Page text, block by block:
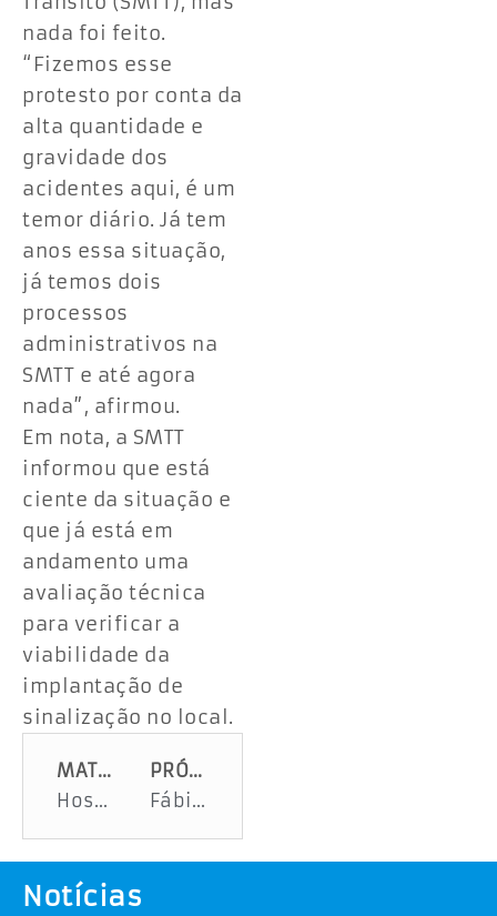
nada foi feito.
“Fizemos esse
protesto por conta da
alta quantidade e
gravidade dos
acidentes aqui, é um
temor diário. Já tem
anos essa situação,
já temos dois
processos
administrativos na
SMTT e até agora
nada”, afirmou.
Em nota, a SMTT
informou que está
ciente da situação e
que já está em
andamento uma
avaliação técnica
para verificar a
viabilidade da
implantação de
sinalização no local.
MATÉRIA ANTERIOR
Hospital Universitário faz primeira captação de órgãos de doador morto em Aracaju
PRÓXIMA MATÉRIA
Fábio Mitidieri e Emília Corrêa anunciam afastamento temporário do cargo
Notícias